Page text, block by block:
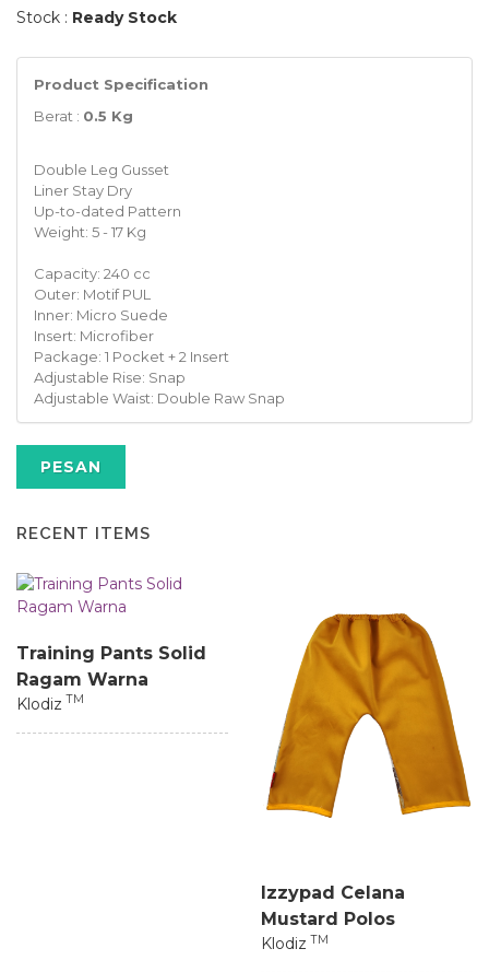
Stock : Ready Stock
Product Specification
Berat : 0.5 Kg
Double Leg Gusset
Liner Stay Dry
Up-to-dated Pattern
Weight: 5 - 17 Kg
Capacity: 240 cc
Outer: Motif PUL
Inner: Micro Suede
Insert: Microfiber
Package: 1 Pocket + 2 Insert
Adjustable Rise: Snap
Adjustable Waist: Double Raw Snap
PESAN
RECENT ITEMS
Training Pants Solid
Ragam Warna
Klodiz TM
Izzypad Celana
Mustard Polos
Klodiz TM